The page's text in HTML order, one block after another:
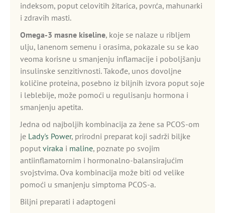
indeksom, poput celovitih žitarica, povrća, mahunarki
i zdravih masti.
Omega-3 masne kiseline, koje se nalaze u ribljem
ulju, lanenom semenu i orasima, pokazale su se kao
veoma korisne u smanjenju inflamacije i poboljšanju
insulinske senzitivnosti. Takođe, unos dovoljne
količine proteina, posebno iz biljnih izvora poput soje
i leblebije, može pomoći u regulisanju hormona i
smanjenju apetita.
Jedna od najboljih kombinacija za žene sa PCOS-om
je Lady's Power, prirodni preparat koji sadrži biljke
poput viraka i maline, poznate po svojim
antiinflamatornim i hormonalno-balansirajućim
svojstvima. Ova kombinacija može biti od velike
pomoći u smanjenju simptoma PCOS-a.
Biljni preparati i adaptogeni